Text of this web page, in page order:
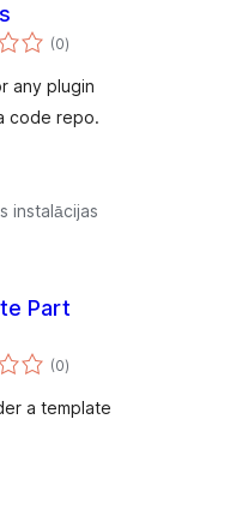
(0vērtējumu
kopsumma
)
any plugin
code repo.
instalācijas
Part
(0vērtējumu
kopsumma
)
a template